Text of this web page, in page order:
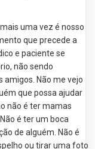
uma vez é nosso
que precede a
e paciente se
não sendo
amigos. Não me vejo
que possa ajudar
não é ter mamas
é ter um boca
de alguém. Não é
ou tirar uma foto